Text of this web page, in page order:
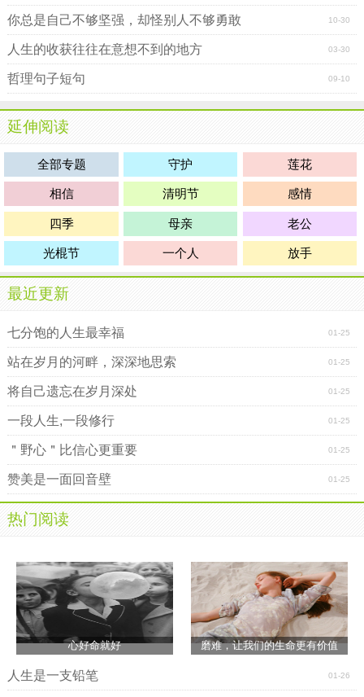
10-30
你总是自己不够坚强，却怪别人不够勇敢
03-30
人生的收获往往在意想不到的地方
09-10
哲理句子短句
延伸阅读
全部专题 守护 莲花
相信 清明节 感情
四季 母亲 老公
光棍节 一个人 放手
最近更新
01-25
七分饱的人生最幸福
01-25
站在岁月的河畔，深深地思索
01-25
将自己遗忘在岁月深处
01-25
一段人生,一段修行
01-25
＂野心＂比信心更重要
01-25
赞美是一面回音壁
热门阅读
心好命就好 磨难，让我们的生命更有价值
01-26
人生是一支铅笔